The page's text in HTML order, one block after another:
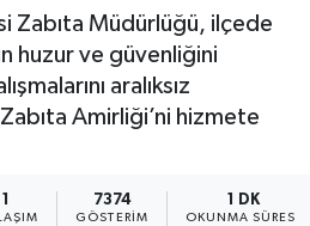
Zabıta Müdürlüğü, ilçede
huzur ve güvenliğini
aralıksız
Amirliği’ni hizmete
1 7374
GÖSTERIM
1 DK
OKUNMA SÜRESI